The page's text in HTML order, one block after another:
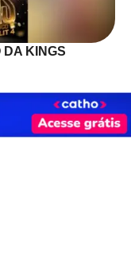
KINGS